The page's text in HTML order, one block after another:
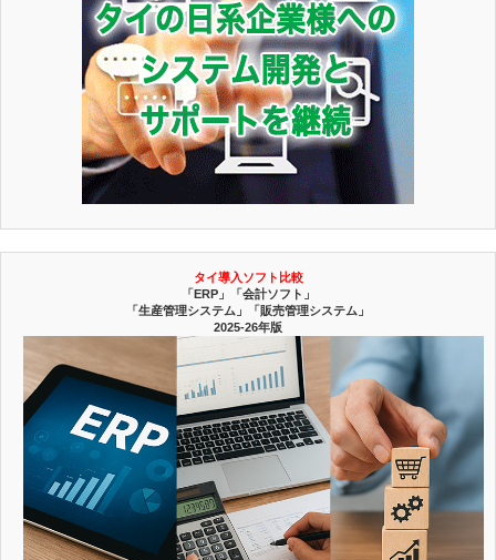
タイ導入ソフト比較
「ERP」「会計ソフト」
「生産管理システム」「販売管理システム」
2025-26年版